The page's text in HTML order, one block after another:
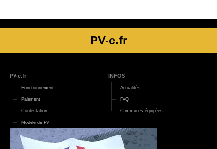
PV-e.fr
PV-e.fr
Fonctionnement
Paiement
Contestation
Modèle de PV
INFOS
Actualités
FAQ
Communes équipées